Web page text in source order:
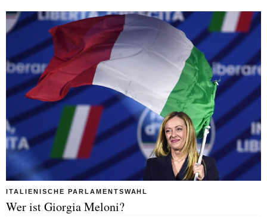
ITALIENISCHE PARLAMENTSWAHL
Wer ist Giorgia Meloni?